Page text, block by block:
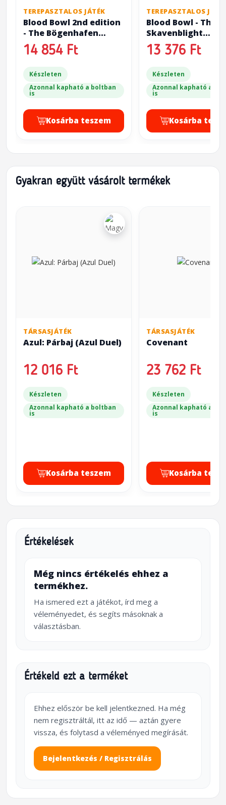
TEREPASZTALOS JÁTÉK
Blood Bowl 2nd edition
- The Bögenhafen
Barons Team (Imperial
Nobility)
14 854 Ft
Készleten
Azonnal kapható a boltban
is
Kosárba teszem
TEREPASZTALOS
Blood Bowl - The
Skavenblight
Scramblers Team
13 376 Ft
Készleten
Azonnal kapható a
is
Kosárba
Gyakran együtt vásárolt termékek
TÁRSASJÁTÉK
Azul: Párbaj (Azul Duel)
12 016 Ft
Készleten
Azonnal kapható a boltban
is
Kosárba teszem
TÁRSASJÁTÉK
Covenant
23 762 Ft
Készleten
Azonnal kapható a
is
Kosárba
Értékelések
Még nincs értékelés ehhez a
termékhez.
Ha ismered ezt a játékot, írd meg a
véleményedet, és segíts másoknak a
választásban.
Értékeld ezt a terméket
Ehhez először be kell jelentkezned. Ha még
nem regisztráltál, itt az idő — aztán gyere
vissza, és folytasd a véleményed megírását.
Bejelentkezés / Regisztrálás